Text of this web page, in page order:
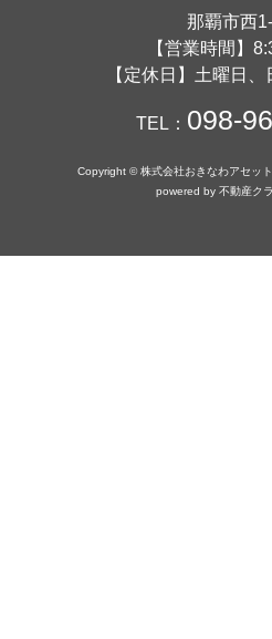
那覇市西
【営業時間】
【定休日】土曜日
TEL： 098-
Copyright © 株式会社おきなわアセッ
powered by 不動産ク